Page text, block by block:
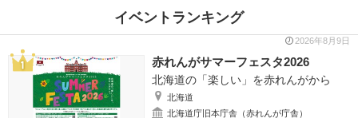
イベントランキング
2026年8月9日
赤れんがサマーフェスタ2026
北海道の「楽しい」を赤れんがから
北海道
北海道庁旧本庁舎（赤れんが庁舎）